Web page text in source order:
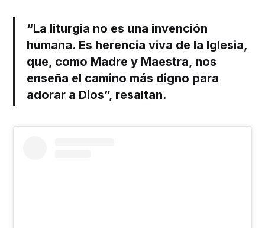
“La liturgia no es una invención
humana. Es herencia viva de la Iglesia,
que, como Madre y Maestra, nos
enseña el camino más digno para
adorar a Dios”, resaltan.